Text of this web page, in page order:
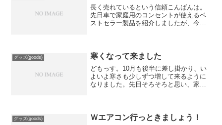
長く売れているという信頼こんばんは。
先日車で家庭用のコンセントが使えるベ
ストセラー製品を紹介しましたが、今回
品だと思いますので、片方...
グッズ(goods) 寒くなって来ました
どもっす。10月も後半に差し掛かり、い
よいよ寒さも少しずつ増して来るように
なりました。先日そろそろと思い、家の
を未だに使っています。...
グッズ(goods) Ｗエアコン行っときましょう！